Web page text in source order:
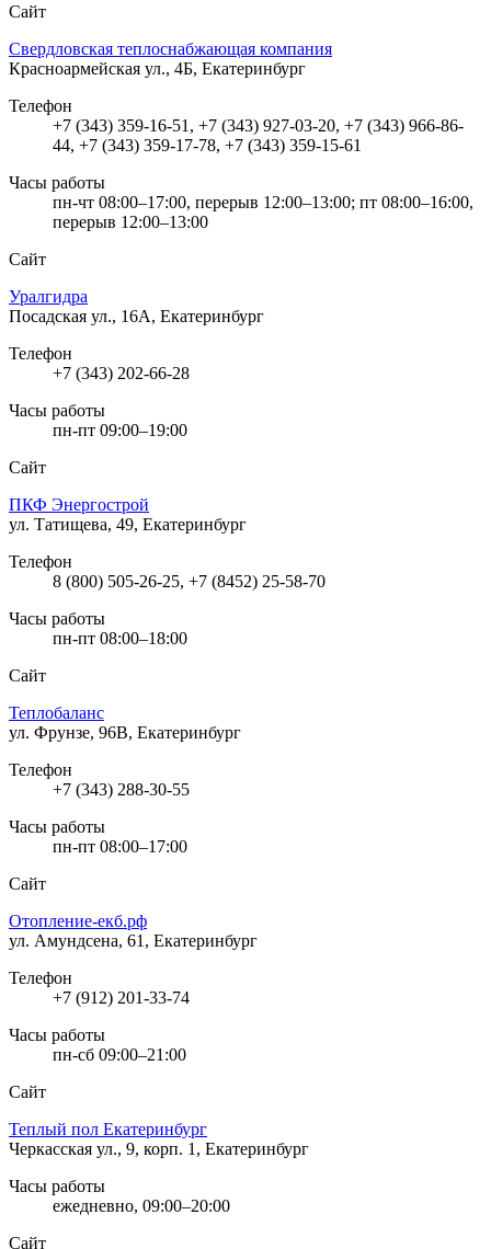
Сайт
Свердловская теплоснабжающая компания
Красноармейская ул., 4Б, Екатеринбург
Телефон
+7 (343) 359-16-51, +7 (343) 927-03-20, +7 (343) 966-86-
44, +7 (343) 359-17-78, +7 (343) 359-15-61
Часы работы
пн-чт 08:00–17:00, перерыв 12:00–13:00; пт 08:00–16:00,
перерыв 12:00–13:00
Сайт
Уралгидра
Посадская ул., 16А, Екатеринбург
Телефон
+7 (343) 202-66-28
Часы работы
пн-пт 09:00–19:00
Сайт
ПКФ Энергострой
ул. Татищева, 49, Екатеринбург
Телефон
8 (800) 505-26-25, +7 (8452) 25-58-70
Часы работы
пн-пт 08:00–18:00
Сайт
Теплобаланс
ул. Фрунзе, 96В, Екатеринбург
Телефон
+7 (343) 288-30-55
Часы работы
пн-пт 08:00–17:00
Сайт
Отопление-екб.рф
ул. Амундсена, 61, Екатеринбург
Телефон
+7 (912) 201-33-74
Часы работы
пн-сб 09:00–21:00
Сайт
Теплый пол Екатеринбург
Черкасская ул., 9, корп. 1, Екатеринбург
Часы работы
ежедневно, 09:00–20:00
Сайт